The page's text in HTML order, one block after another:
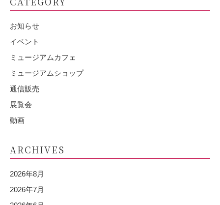
お知らせ
イベント
ミュージアムカフェ
ミュージアムショップ
通信販売
展覧会
動画
ARCHIVES
2026年8月
2026年7月